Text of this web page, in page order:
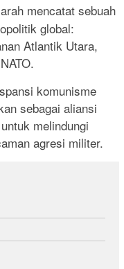
mencatat sebuah
global:
Atlantik Utara,
komunisme
sebagai aliansi
melindungi
agresi militer.